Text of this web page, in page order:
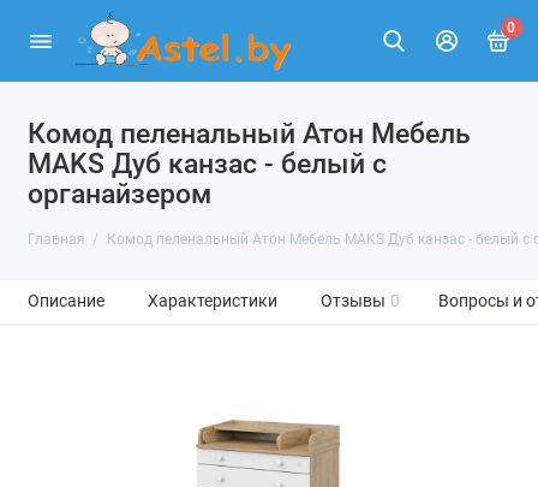
0
Комод пеленальный Атон Мебель
MAKS Дуб канзас - белый с
органайзером
Главная Комод пеленальный Атон Мебель MAKS Дуб канзас - белый с
Описание Характеристики Отзывы 0 Вопросы и